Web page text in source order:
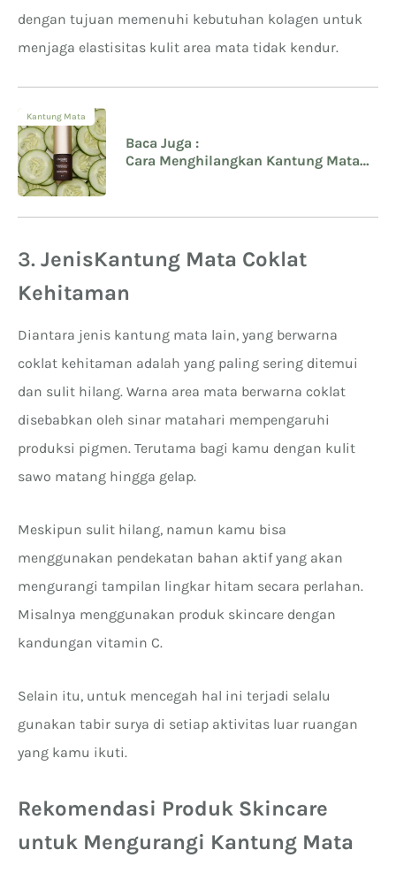
dengan tujuan memenuhi kebutuhan kolagen untuk
menjaga elastisitas kulit area mata tidak kendur.
Kantung Mata
Baca Juga :
Cara Menghilangkan Kantung Mata
3. JenisKantung Mata Coklat
Kehitaman
Diantara jenis kantung mata lain, yang berwarna
coklat kehitaman adalah yang paling sering ditemui
dan sulit hilang. Warna area mata berwarna coklat
disebabkan oleh sinar matahari mempengaruhi
produksi pigmen. Terutama bagi kamu dengan kulit
sawo matang hingga gelap.
Meskipun sulit hilang, namun kamu bisa
menggunakan pendekatan bahan aktif yang akan
mengurangi tampilan lingkar hitam secara perlahan.
Misalnya menggunakan produk skincare dengan
kandungan vitamin C.
Selain itu, untuk mencegah hal ini terjadi selalu
gunakan tabir surya di setiap aktivitas luar ruangan
yang kamu ikuti.
Rekomendasi Produk Skincare
untuk Mengurangi Kantung Mata